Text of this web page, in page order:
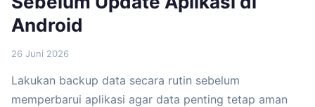
Android
26 Juni 2026
Lakukan backup data secara rutin sebelum
memperbarui aplikasi agar data penting tetap aman